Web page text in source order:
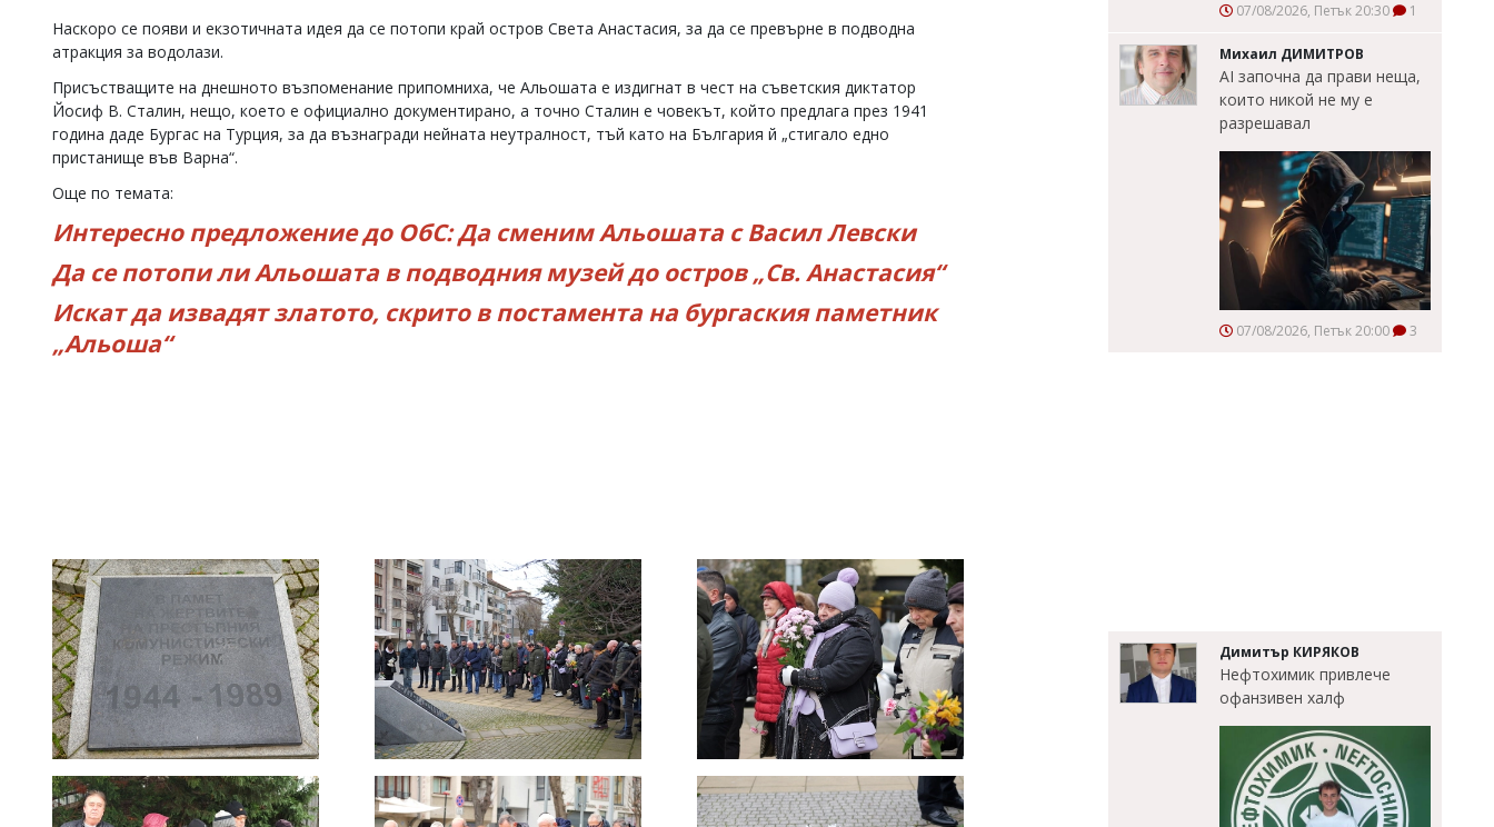
Наскоро се появи и екзотичната идея да се потопи край остров Света Анастасия, за да се превърне в подводна
атракция за водолази.
Присъстващите на днешното възпоменание припомниха, че Альошата е издигнат в чест на съветския диктатор
Йосиф В. Сталин, нещо, което е официално документирано, а точно Сталин е човекът, който предлага през 1941
година даде Бургас на Турция, за да възнагради нейната неутралност, тъй като на България й „стигало едно
пристанище във Варна“.
Още по темата:
Интересно предложение до ОбС: Да сменим Альошата с Васил Левски
Да се потопи ли Альошата в подводния музей до остров „Св. Анастасия“
Искат да извадят златото, скрито в постамента на бургаския паметник
„Альоша“
07/08/2026, Петък 20:30 1
Михаил ДИМИТРОВ
AI започна да прави неща,
които никой не му е
разрешавал
07/08/2026, Петък 20:00 3
Димитър КИРЯКОВ
Нефтохимик привлече
офанзивен халф